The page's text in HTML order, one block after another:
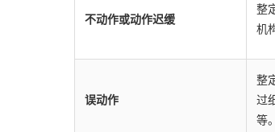
不动作或动作迟缓
整
机
误动作
整
过
等。